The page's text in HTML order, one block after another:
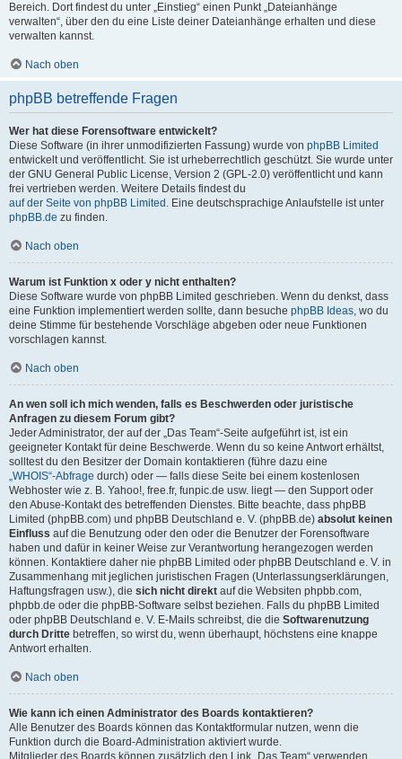
Bereich. Dort findest du unter „Einstieg“ einen Punkt „Dateianhänge
verwalten“, über den du eine Liste deiner Dateianhänge erhalten und diese
verwalten kannst.
Nach oben
phpBB betreffende Fragen
Wer hat diese Forensoftware entwickelt?
Diese Software (in ihrer unmodifizierten Fassung) wurde von phpBB Limited
entwickelt und veröffentlicht. Sie ist urheberrechtlich geschützt. Sie wurde unter
der GNU General Public License, Version 2 (GPL-2.0) veröffentlicht und kann
frei vertrieben werden. Weitere Details findest du
auf der Seite von phpBB Limited . Eine deutschsprachige Anlaufstelle ist unter
phpBB.de zu finden.
Nach oben
Warum ist Funktion x oder y nicht enthalten?
Diese Software wurde von phpBB Limited geschrieben. Wenn du denkst, dass
eine Funktion implementiert werden sollte, dann besuche phpBB Ideas, wo du
deine Stimme für bestehende Vorschläge abgeben oder neue Funktionen
vorschlagen kannst.
Nach oben
An wen soll ich mich wenden, falls es Beschwerden oder juristische
Anfragen zu diesem Forum gibt?
Jeder Administrator, der auf der „Das Team“-Seite aufgeführt ist, ist ein
geeigneter Kontakt für deine Beschwerde. Wenn du so keine Antwort erhältst,
solltest du den Besitzer der Domain kontaktieren (führe dazu eine
„WHOIS“-Abfrage durch) oder — falls diese Seite bei einem kostenlosen
Webhoster wie z. B. Yahoo!, free.fr, funpic.de usw. liegt — den Support oder
den Abuse-Kontakt des betreffenden Dienstes. Bitte beachte, dass phpBB
Limited (phpBB.com) und phpBB Deutschland e. V. (phpBB.de) absolut keinen
Einfluss auf die Benutzung oder den oder die Benutzer der Forensoftware
haben und dafür in keiner Weise zur Verantwortung herangezogen werden
können. Kontaktiere daher nie phpBB Limited oder phpBB Deutschland e. V. in
Zusammenhang mit jeglichen juristischen Fragen (Unterlassungserklärungen,
Haftungsfragen usw.), die sich nicht direkt auf die Websiten phpbb.com,
phpbb.de oder die phpBB-Software selbst beziehen. Falls du phpBB Limited
oder phpBB Deutschland e. V. E-Mails schreibst, die die Softwarenutzung
durch Dritte betreffen, so wirst du, wenn überhaupt, höchstens eine knappe
Antwort erhalten.
Nach oben
Wie kann ich einen Administrator des Boards kontaktieren?
Alle Benutzer des Boards können das Kontaktformular nutzen, wenn die
Funktion durch die Board-Administration aktiviert wurde.
Mitglieder des Boards können zusätzlich den Link „Das Team“ verwenden.